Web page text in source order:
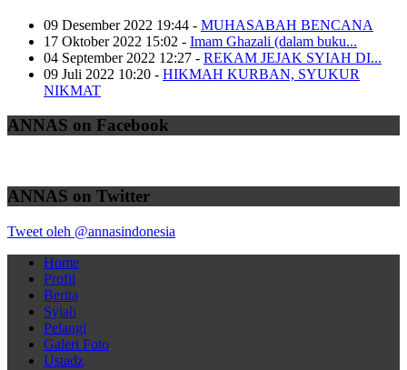
09 Desember 2022 19:44 - MUHASABAH BENCANA
17 Oktober 2022 15:02 - Imam Ghazali (dalam buku...
04 September 2022 12:27 - REKAM JEJAK SYIAH DI...
09 Juli 2022 10:20 - HIKMAH KURBAN, SYUKUR
NIKMAT
ANNAS on Facebook
ANNAS on Twitter
Tweet oleh @annasindonesia
Home
Profil
Berita
Syiah
Pelangi
Galeri Foto
Ustadz